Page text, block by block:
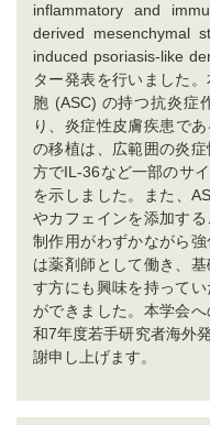
inflammatory and
derived mesenchymal
induced psoriasis-like
ター発表を行いました
胞 (ASC) の持つ抗炎症
り、炎症性皮膚疾患で
の移植は、広範囲の炎
方でIL-36など一部のサ
を示しました。また、
やカフェインを添加す
制作用がわずかながら
は薬剤師として働き、
す方にも興味を持って
ができました。本学会
和7年度若手研究者海外
謝申し上げます。